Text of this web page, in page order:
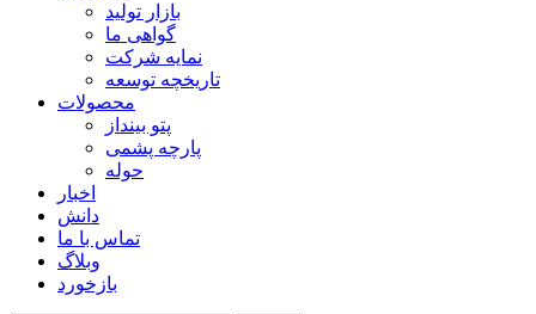
بازار تولید
گواهی ما
نمایه شرکت
تاریخچه توسعه
محصولات
پتو بینداز
پارچه پشمی
حوله
اخبار
دانش
تماس با ما
وبلاگ
بازخورد